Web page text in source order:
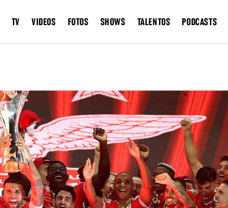
TV VIDEOS FOTOS SHOWS TALENTOS PODCASTS